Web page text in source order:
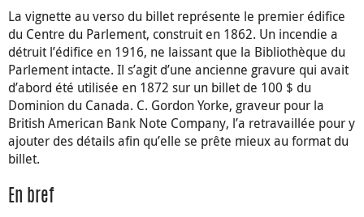
La vignette au verso du billet représente le premier édifice
du Centre du Parlement, construit en 1862. Un incendie a
détruit l’édifice en 1916, ne laissant que la Bibliothèque du
Parlement intacte. Il s’agit d’une ancienne gravure qui avait
d’abord été utilisée en 1872 sur un billet de 100 $ du
Dominion du Canada. C. Gordon Yorke, graveur pour la
British American Bank Note Company, l’a retravaillée pour y
ajouter des détails afin qu’elle se prête mieux au format du
billet.
En bref